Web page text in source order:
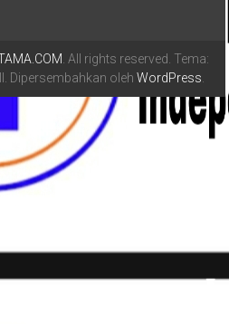
. All rights reserved. Tema:
Dipersembahkan oleh WordPress.